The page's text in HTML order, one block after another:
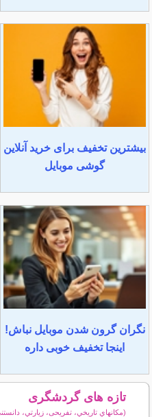
بیشترین تخفیف برای خرید آنلاین
گوشی موبایل
نگران گرون شدن موبایل نباش!
اینجا تخفیف خوبی داره
تازه های گردشگری
(مكانهاي تاريخي، تفریحی، زيارتي،